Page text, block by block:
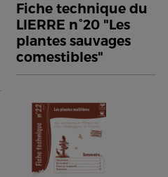
Fiche technique du
LIERRE n°20 "Les
plantes sauvages
comestibles"